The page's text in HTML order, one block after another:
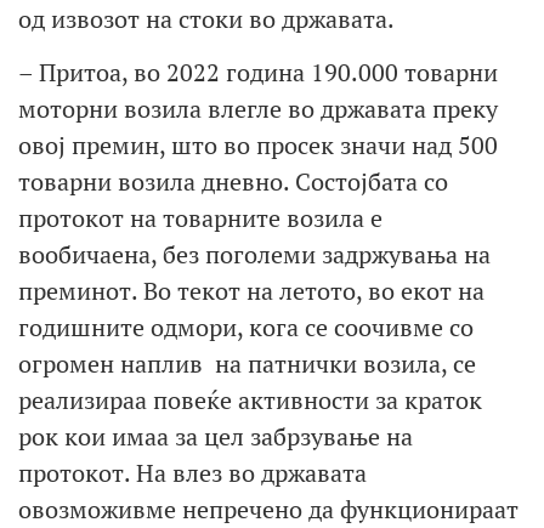
од извозот на стоки во државата.
– Притоа, во 2022 година 190.000 товарни
моторни возила влегле во државата преку
овој премин, што во просек значи над 500
товарни возила дневно. Состојбата со
протокот на товарните возила е
вообичаена, без поголеми задржувања на
преминот. Во текот на летото, во екот на
годишните одмори, кога се соочивме со
огромен наплив на патнички возила, се
реализираа повеќе активности за краток
рок кои имаа за цел забрзување на
протокот. На влез во државата
овозможивме непречено да функционираат